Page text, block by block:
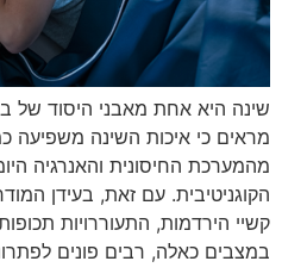
שינה היא אחת מאבני היסוד של
מראים כי איכות השינה משפיעה
מהמערכת החיסונית והאנרגיה
הקוגניטיבית. עם זאת, בעידן
קשיי הירדמות, התעוררויות
במצבים כאלה, רבים פונים